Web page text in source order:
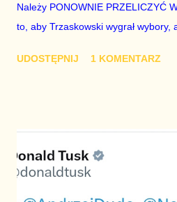
Należy PONOWNIE PRZELICZYĆ
to, aby Trzaskowski wygrał wybory,
dziś fatalnie. Jego najważniejsi
UDOSTĘPNIJ 1 KOMENTARZ